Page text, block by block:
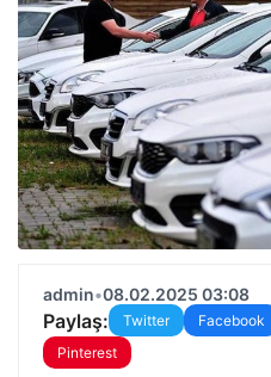
admin•08.02.2025 03:08
Paylaş: Twitter Facebook
Pinterest